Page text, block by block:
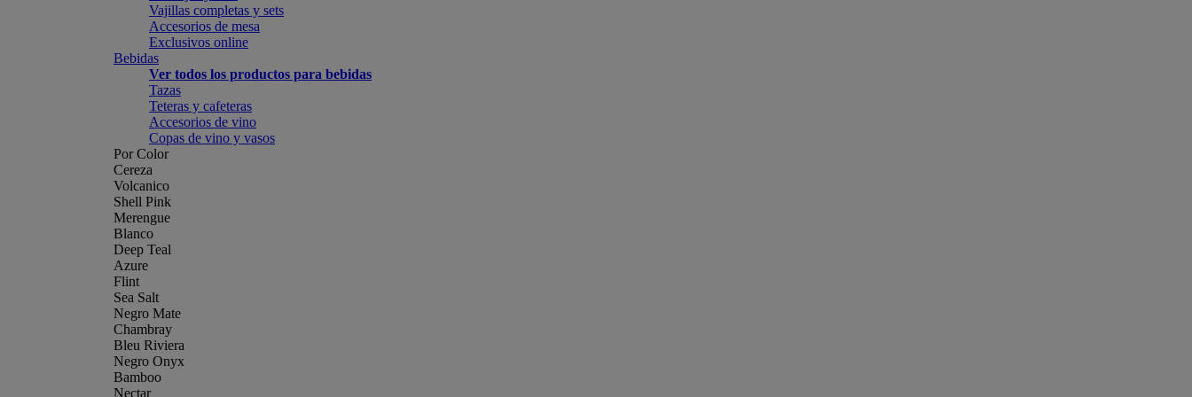
Vajillas completas y sets
Accesorios de mesa
Exclusivos online
Bebidas
Ver todos los productos para bebidas
Tazas
Teteras y cafeteras
Accesorios de vino
Copas de vino y vasos
Por Color
Cereza
Volcanico
Shell Pink
Merengue
Blanco
Deep Teal
Azure
Flint
Sea Salt
Negro Mate
Chambray
Bleu Riviera
Negro Onyx
Bamboo
Nectar